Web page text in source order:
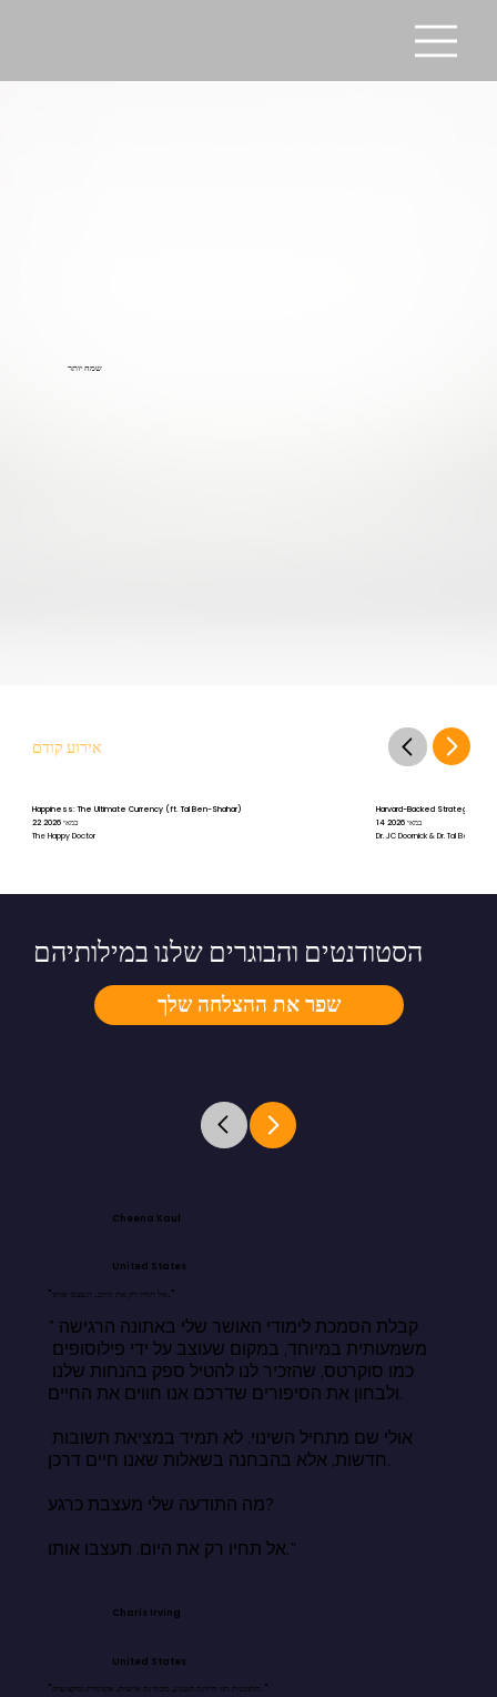
שמח יותר
אירוע קודם
Happiness: The Ultimate Currency (ft. Tal Ben-Shahar)
22 במאי 2026
The Happy Doctor
Harvard-Backed Strategies for
14 במאי 2026
Dr. JC Doornick & Dr. Tal Ben-
שפר את ההצלחה שלך
הסטודנטים והבוגרים שלנו במילותיהם
Cheena Kaul
United States
"אל תחיו רק את היום. תעצבו אותו."
"קבלת הסמכת לימודי האושר שלי באתונה הרגישה
ולבחון את הסיפורים שדרכם אנו חווים את החיים.
אולי שם מתחיל השינוי. לא תמיד במציאת תשובות
חדשות, אלא בהבחנה בשאלות שאנו חיים דרכן.
מה התודעה שלי מעצבת כרגע?
אל תחיו רק את היום. תעצבו אותו."
Charis Irving
United States
"התוכנית הזו הייתה תענוג, מבחינה אישית, אקדמית ומקצועית."